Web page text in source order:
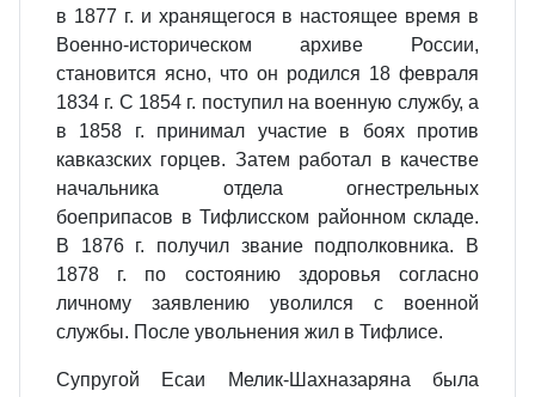
в 1877 г. и хранящегося в настоящее время в
Военно-историческом архиве России,
становится ясно, что он родился 18 февраля
1834 г. С 1854 г. поступил на военную службу, а
в 1858 г. принимал участие в боях против
кавказских горцев. Затем работал в качестве
начальника отдела огнестрельных
боеприпасов в Тифлисском районном складе.
В 1876 г. получил звание подполковника. В
1878 г. по состоянию здоровья согласно
личному заявлению уволился с военной
службы. После увольнения жил в Тифлисе.
Супругой Есаи Мелик-Шахназаряна была